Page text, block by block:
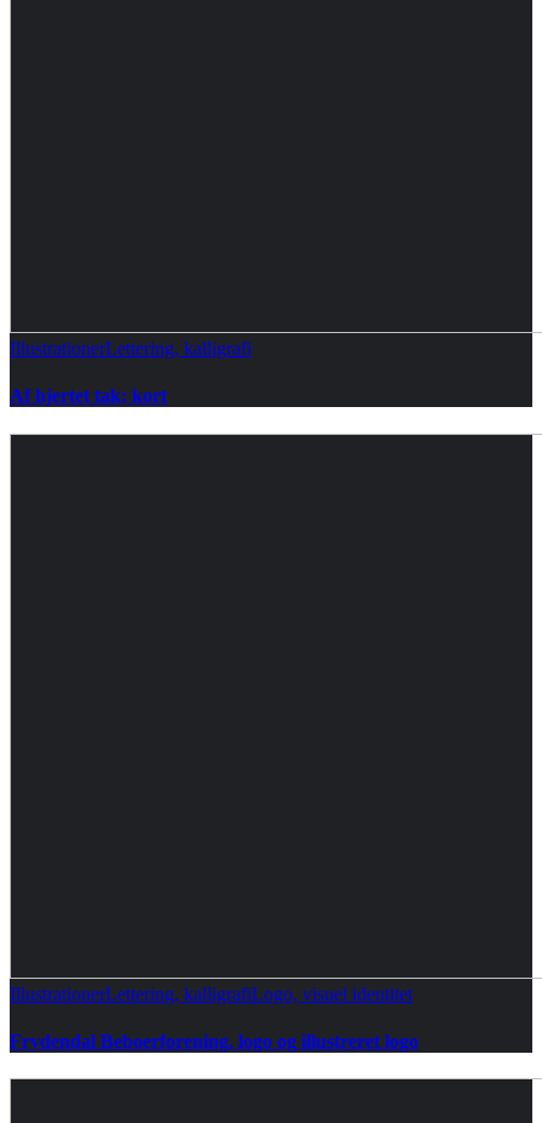
IllustrationerLettering, kalligrafi
Af hjertet tak; kort
IllustrationerLettering, kalligrafiLogo, visuel identitet
Frydendal Beboerforening, logo og illustreret logo